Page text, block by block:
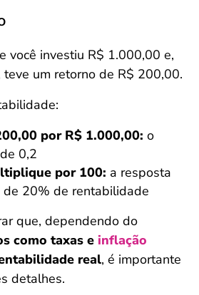
você investiu R$ 1.000,00 e,
um retorno de R$ 200,00.
por R$ 1.000,00: o
0,2
por 100: a resposta
de 20% de rentabilidade
que, dependendo do
como taxas e inflação
real, é importante
detalhes.